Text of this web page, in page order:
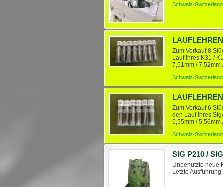
Schweiz-
Zum Verkauf 8
Lauf ihres K31 /
7,51mm / 7,52mm
Schweiz-
Zum Verkauf 6
den Lauf ihres
5,55mm /
Schweiz-
Unbenutzte neue
Letzte Ausführung.